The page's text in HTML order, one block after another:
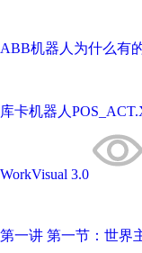
ABB机器人为什么有
库卡机器人​
WorkVisual 3.0
第一讲 第一节：世界